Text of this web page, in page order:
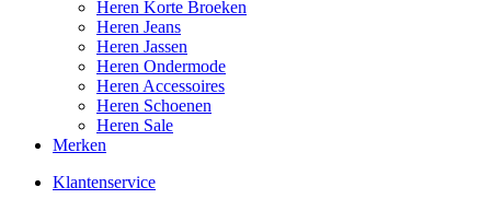
Heren Korte Broeken
Heren Jeans
Heren Jassen
Heren Ondermode
Heren Accessoires
Heren Schoenen
Heren Sale
Merken
Klantenservice